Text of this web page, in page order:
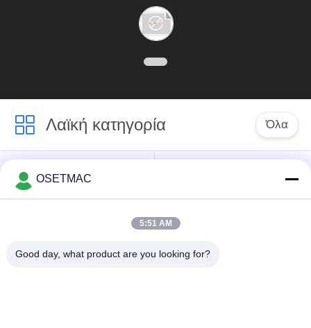
Λαϊκή κατηγορία Όλα
Ξυλουργική
τσουγκράνα
μηχανή Τύπου
OSETMAC
5:51 AM
Good day, what product are you looking for?